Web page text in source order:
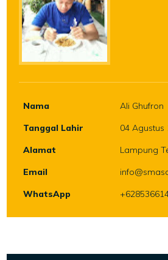
Nama
Ali Ghufron
Tanggal Lahir
04 Agustus
Alamat
Lampung
Email
WhatsApp